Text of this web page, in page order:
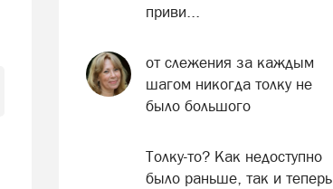
приви...
от слежения за каждым
шагом никогда толку не
было большого
Толку-то? Как недоступно
было раньше, так и теперь